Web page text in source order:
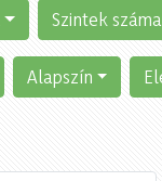
Szintek száma
Alapszín